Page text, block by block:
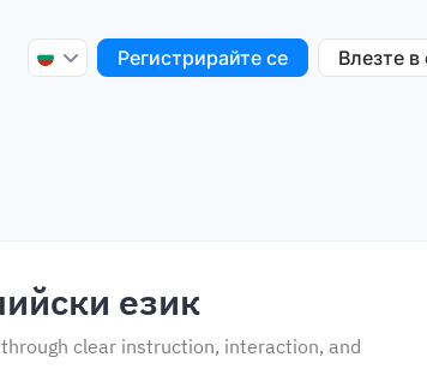
Регистрирайте се Влезте в
език
clear instruction, interaction, and